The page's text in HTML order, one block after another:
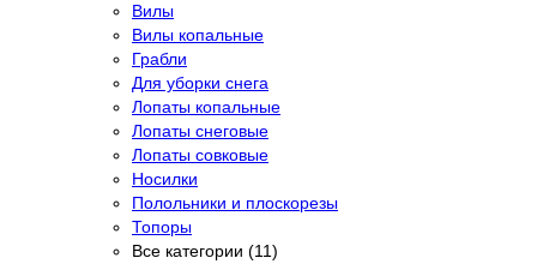
Вилы
Вилы копальные
Грабли
Для уборки снега
Лопаты копальные
Лопаты снеговые
Лопаты совковые
Носилки
Полольники и плоскорезы
Топоры
Все категории (11)